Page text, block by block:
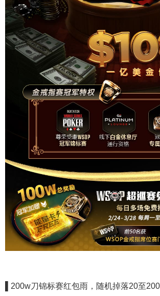
200w刀锦标赛红包雨，随机掉落20至